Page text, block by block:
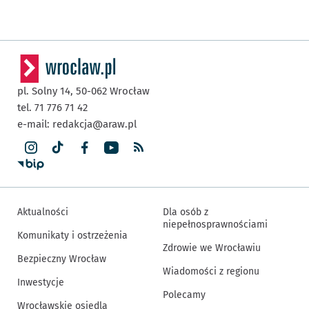
pl. Solny 14, 50-062 Wrocław
tel. 71 776 71 42
e-mail: redakcja@araw.pl
Aktualności
Komunikaty i ostrzeżenia
Bezpieczny Wrocław
Inwestycje
Wrocławskie osiedla
Dla osób z
niepełnosprawnościami
Zdrowie we Wrocławiu
Wiadomości z regionu
Polecamy